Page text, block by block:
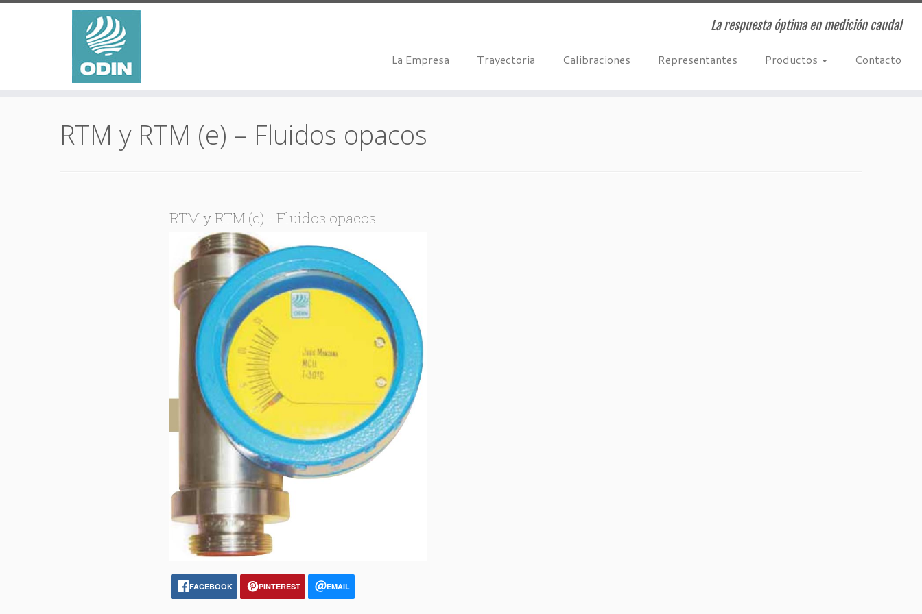
La respuesta óptima en medición caudal
La Empresa Trayectoria Calibraciones Representantes Productos Contacto
RTM y RTM (e) – Fluidos opacos
RTM y RTM (e) - Fluidos opacos
FACEBOOK PINTEREST EMAIL